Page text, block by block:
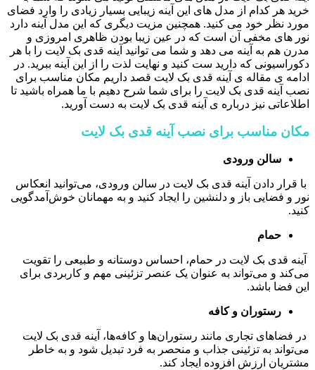
خرید هر کدام از مدل های این آینه زیبایی بسیار زیادی را وارد فضای
مورد نظر خود می کنید. همچنین مزیت دیگری که این مدل آینه دارد
نور های مخفی آن است که در عین زیبا بودن ظاهری امروزی و
مدرن هم به آینه می دهد و شما می توانید آینه قدی بک لایت را با هر
دکوراسیونی که دارید ست کنید و نهایت لذت را از این آینه ببرید. در
ادامه ی مقاله ی آینه قدی بک لایت قصد داریم مکان مناسب برای
نصب آینه قدی بک لایت را برای شما شرح دهیم با ما همراه باشید تا
اطلاعاتی نیز درباره ی آینه قدی بک لایت به دست آورید.
مکان مناسب برای نصب آینه قدی بک لایت
سالن ورودی
با قرار دادن آینه قدی بک لایت در سالن ورودی، می‌توانید انعکاس
نور و فضایی باز و دلنشین را ایجاد کنید و به مهمانان خوش‌آمدگویی
کنید.
حمام
آینه قدی بک لایت در حمام، احساس دوستانه و طبیعی را تقویت
می‌کند و می‌تواند به عنوان یک عنصر تزئینی مهم و کاربردی برای
این فضا باشد.
رستوران و کافه
در فضاهای تجاری مانند رستوران‌ها و کافه‌ها، آینه قدی بک لایت
می‌تواند به تزئینی جذاب و منحصر به فرد تبدیل شود و به خاطر
مشتریان ارزش افزوده ایجاد کند.